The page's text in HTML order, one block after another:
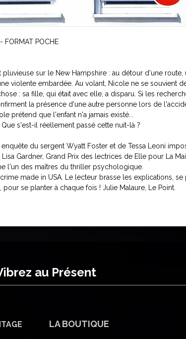
FORMAT POCHE
pluvieuse sur le New Hampshire : au détour d'une route,
violente embardée. Au volant, Nicole ne se souvient
: sa fille, qui était avec elle, a disparu. Si les
la présence d'une autre personne lors de
prétend que l'enfant n'a jamais existé...
s'est-il réellement passé cette nuit-là ?
enquête du sergent Wyatt Foster et de Tessa Leoni
Gardner, Grand Prix des lectrices de Elle pour La
l'un des maîtres du thriller psychologique.
crime made in USA. Le lecteur brasse les explications, se
pour se planter à chaque fois ! Julie Malaure, Le Point.
au Présent
LA BOUTIQUE